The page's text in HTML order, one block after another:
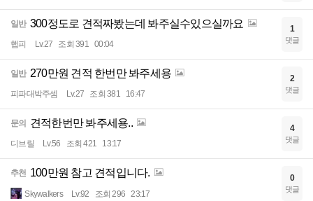
일반 300정도로 견적짜봤는데 봐주실수있으실까요
햅피 Lv.27 조회 391 00:04
1
댓글
일반 270만원 견적 한번만 봐주세용
피파대박주셈 Lv.27 조회 381 16:47
2
댓글
문의 견적한번만 봐주세용..
디브릴 Lv.56 조회 421 13:17
4
댓글
추천 100만원 참고 견적입니다.
Skywalkers Lv.92 조회 296 23:17
0
댓글